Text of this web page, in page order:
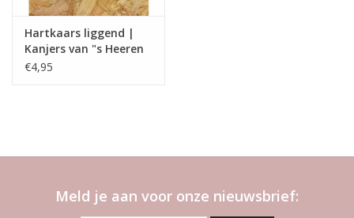
Hartkaars liggend |
Kanjers van "s Heeren
Loo
€4,95
Meld je aan voor onze nieuwsbrief: